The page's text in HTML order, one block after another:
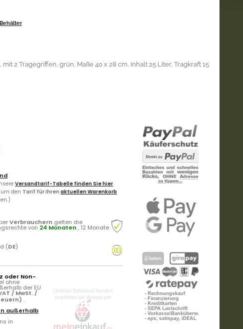
2 Tragegriffen, grün, Maße 40 x 28 cm, Inhalt 25 Liter, Tragkraft 15
Versandtarif-Tabelle finden Sie hier.
um den Tarif für Ihren aktuellen Warenkorb
Verbrauchern gelten die
von 24 Monaten , 12 Monate
(DE)
oder Non-
ohne
der EU
/ MwSt. /
.
außerhalb
in